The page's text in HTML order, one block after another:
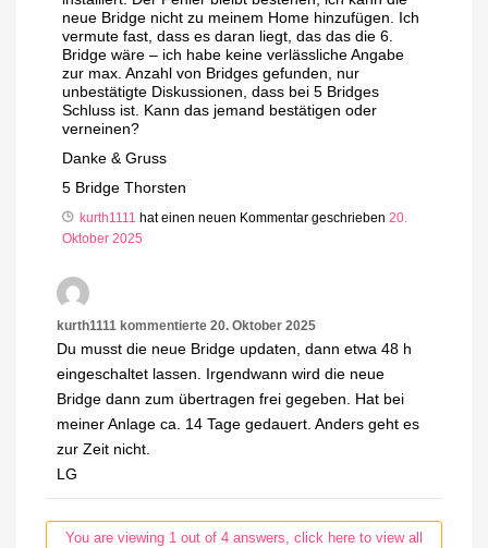
neue Bridge nicht zu meinem Home hinzufügen. Ich
vermute fast, dass es daran liegt, das das die 6.
Bridge wäre – ich habe keine verlässliche Angabe
zur max. Anzahl von Bridges gefunden, nur
unbestätigte Diskussionen, dass bei 5 Bridges
Schluss ist. Kann das jemand bestätigen oder
verneinen?
Danke & Gruss
5 Bridge Thorsten
kurth1111 hat einen neuen Kommentar geschrieben 20.
Oktober 2025
kurth1111 kommentierte 20. Oktober 2025
Du musst die neue Bridge updaten, dann etwa 48 h
eingeschaltet lassen. Irgendwann wird die neue
Bridge dann zum übertragen frei gegeben. Hat bei
meiner Anlage ca. 14 Tage gedauert. Anders geht es
zur Zeit nicht.
LG
You are viewing 1 out of 4 answers, click here to view all